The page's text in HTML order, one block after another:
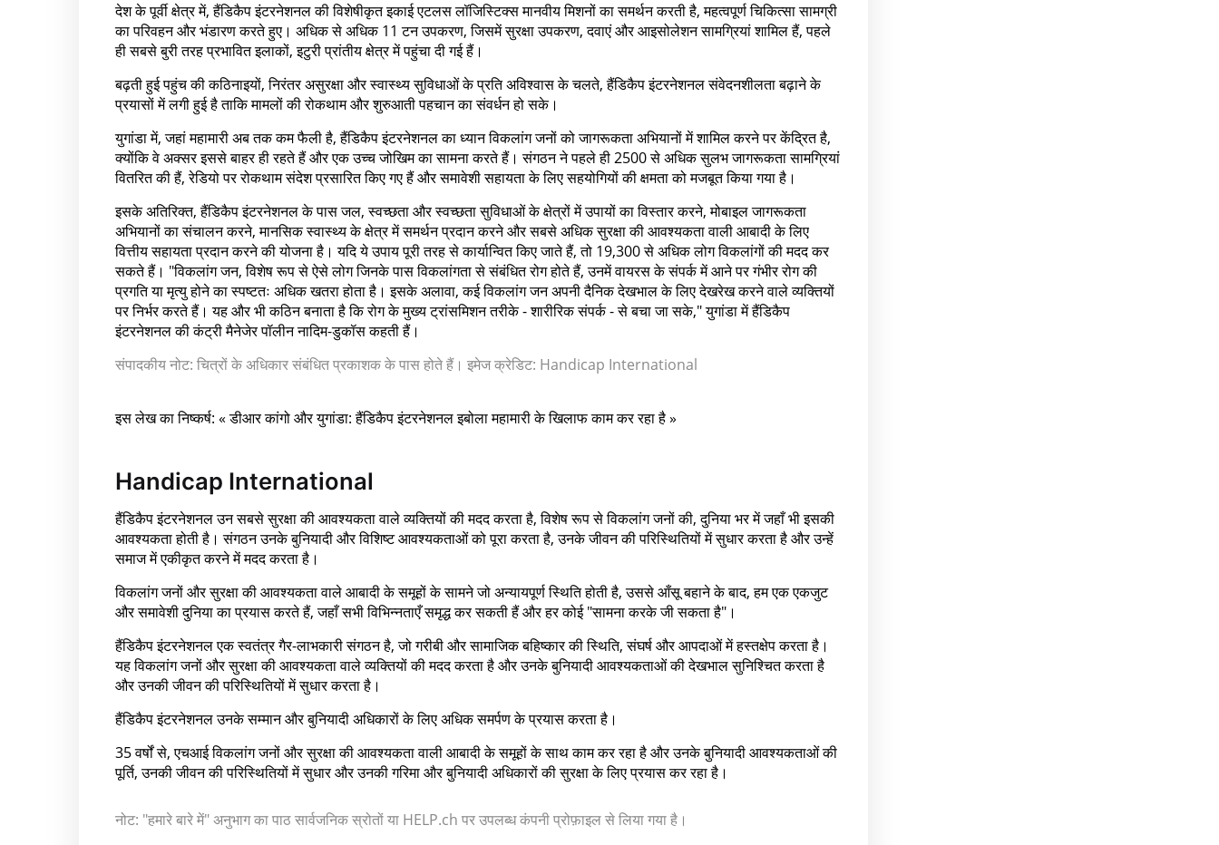
देश के पूर्वी क्षेत्र में, हैंडिकैप इंटरनेशनल की विशेषीकृत इकाई एटलस लॉजिस्टिक्स मानवीय मिशनों का समर्थन करती है, महत्वपूर्ण चिकित्सा सामग्री
का परिवहन और भंडारण करते हुए। अधिक से अधिक 11 टन उपकरण, जिसमें सुरक्षा उपकरण, दवाएं और आइसोलेशन सामग्रियां शामिल हैं, पहले
ही सबसे बुरी तरह प्रभावित इलाकों, इटुरी प्रांतीय क्षेत्र में पहुंचा दी गई हैं।
बढ़ती हुई पहुंच की कठिनाइयों, निरंतर असुरक्षा और स्वास्थ्य सुविधाओं के प्रति अविश्वास के चलते, हैंडिकैप इंटरनेशनल संवेदनशीलता बढ़ाने के
प्रयासों में लगी हुई है ताकि मामलों की रोकथाम और शुरुआती पहचान का संवर्धन हो सके।
युगांडा में, जहां महामारी अब तक कम फैली है, हैंडिकैप इंटरनेशनल का ध्यान विकलांग जनों को जागरूकता अभियानों में शामिल करने पर केंद्रित है,
क्योंकि वे अक्सर इससे बाहर ही रहते हैं और एक उच्च जोखिम का सामना करते हैं। संगठन ने पहले ही 2500 से अधिक सुलभ जागरूकता सामग्रियां
वितरित की हैं, रेडियो पर रोकथाम संदेश प्रसारित किए गए हैं और समावेशी सहायता के लिए सहयोगियों की क्षमता को मजबूत किया गया है।
इसके अतिरिक्त, हैंडिकैप इंटरनेशनल के पास जल, स्वच्छता और स्वच्छता सुविधाओं के क्षेत्रों में उपायों का विस्तार करने, मोबाइल जागरूकता
अभियानों का संचालन करने, मानसिक स्वास्थ्य के क्षेत्र में समर्थन प्रदान करने और सबसे अधिक सुरक्षा की आवश्यकता वाली आबादी के लिए
वित्तीय सहायता प्रदान करने की योजना है। यदि ये उपाय पूरी तरह से कार्यान्वित किए जाते हैं, तो 19,300 से अधिक लोग विकलांगों की मदद कर
सकते हैं। "विकलांग जन, विशेष रूप से ऐसे लोग जिनके पास विकलांगता से संबंधित रोग होते हैं, उनमें वायरस के संपर्क में आने पर गंभीर रोग की
प्रगति या मृत्यु होने का स्पष्टतः अधिक खतरा होता है। इसके अलावा, कई विकलांग जन अपनी दैनिक देखभाल के लिए देखरेख करने वाले व्यक्तियों
पर निर्भर करते हैं। यह और भी कठिन बनाता है कि रोग के मुख्य ट्रांसमिशन तरीके - शारीरिक संपर्क - से बचा जा सके," युगांडा में हैंडिकैप
इंटरनेशनल की कंट्री मैनेजेर पॉलीन नादिम-डुकॉस कहती हैं।
संपादकीय नोट: चित्रों के अधिकार संबंधित प्रकाशक के पास होते हैं। इमेज क्रेडिट: Handicap International
इस लेख का निष्कर्ष: « डीआर कांगो और युगांडा: हैंडिकैप इंटरनेशनल इबोला महामारी के खिलाफ काम कर रहा है »
Handicap International
हैंडिकैप इंटरनेशनल उन सबसे सुरक्षा की आवश्यकता वाले व्यक्तियों की मदद करता है, विशेष रूप से विकलांग जनों की, दुनिया भर में जहाँ भी इसकी
आवश्यकता होती है। संगठन उनके बुनियादी और विशिष्ट आवश्यकताओं को पूरा करता है, उनके जीवन की परिस्थितियों में सुधार करता है और उन्हें
समाज में एकीकृत करने में मदद करता है।
विकलांग जनों और सुरक्षा की आवश्यकता वाले आबादी के समूहों के सामने जो अन्यायपूर्ण स्थिति होती है, उससे आँसू बहाने के बाद, हम एक एकजुट
और समावेशी दुनिया का प्रयास करते हैं, जहाँ सभी विभिन्नताएँ समृद्ध कर सकती हैं और हर कोई "सामना करके जी सकता है"।
हैंडिकैप इंटरनेशनल एक स्वतंत्र गैर-लाभकारी संगठन है, जो गरीबी और सामाजिक बहिष्कार की स्थिति, संघर्ष और आपदाओं में हस्तक्षेप करता है।
यह विकलांग जनों और सुरक्षा की आवश्यकता वाले व्यक्तियों की मदद करता है और उनके बुनियादी आवश्यकताओं की देखभाल सुनिश्चित करता है
और उनकी जीवन की परिस्थितियों में सुधार करता है।
हैंडिकैप इंटरनेशनल उनके सम्मान और बुनियादी अधिकारों के लिए अधिक समर्पण के प्रयास करता है।
35 वर्षों से, एचआई विकलांग जनों और सुरक्षा की आवश्यकता वाली आबादी के समूहों के साथ काम कर रहा है और उनके बुनियादी आवश्यकताओं की
पूर्ति, उनकी जीवन की परिस्थितियों में सुधार और उनकी गरिमा और बुनियादी अधिकारों की सुरक्षा के लिए प्रयास कर रहा है।
नोट: "हमारे बारे में" अनुभाग का पाठ सार्वजनिक स्रोतों या HELP.ch पर उपलब्ध कंपनी प्रोफ़ाइल से लिया गया है।